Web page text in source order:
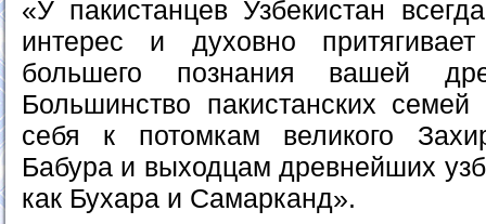
«У пакистанцев Узбекистан
интерес и духовно
большего познания вашей
Большинство пакистанских семей
себя к потомкам великого
Бабура и выходцам древнейших
как Бухара и Самарканд».